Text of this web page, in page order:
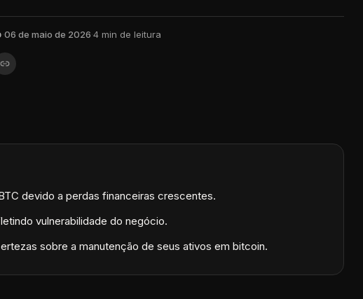
06 de maio de 2026 4 min de leitura
devido a perdas financeiras crescentes.
vulnerabilidade do negócio.
sobre a manutenção de seus ativos em bitcoin.